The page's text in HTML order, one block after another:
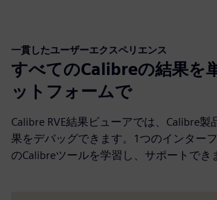
一貫したユーザーエクスペリエンス
すべてのCalibreの結果を
ットフォームで
Calibre RVE結果ビューアでは、Calibre
果をデバッグできます。1つのインター
のCalibreツールを学習し、サポートでき